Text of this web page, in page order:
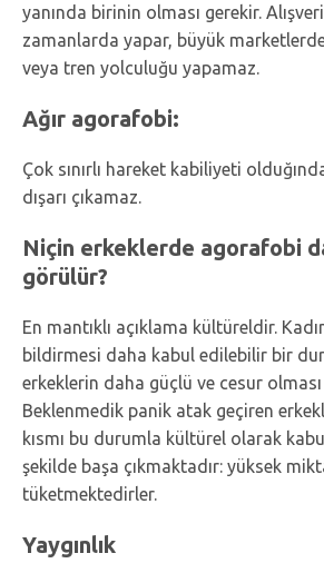
yanında birinin olması gerekir.
zamanlarda yapar, büyük
veya tren yolculuğu yapamaz.
Ağır agorafobi:
Çok sınırlı hareket kabiliyeti
dışarı çıkamaz.
Niçin erkeklerde agorafobi
görülür?
En mantıklı açıklama kültüreldir.
bildirmesi daha kabul edilebilir bir
erkeklerin daha güçlü ve cesur
Beklenmedik panik atak geçiren
kısmı bu durumla kültürel olarak
şekilde başa çıkmaktadır: yüksek
tüketmektedirler.
Yaygınlık